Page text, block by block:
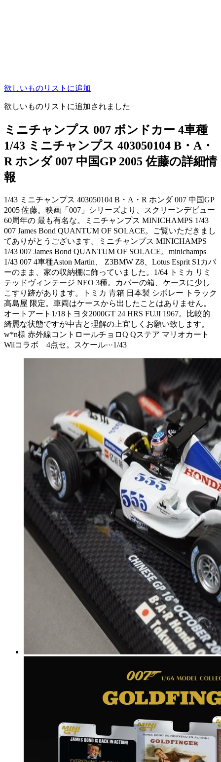
欲しいものリストに追加
欲しいものリストに追加されました
ミニチャンプス 007 ボンドカー 4車種
1/43 ミニチャンプス 403050104 B・A・
R ホンダ 007 中国GP 2005 佐藤の詳細情
報
1/43 ミニチャンプス 403050104 B・A・R ホンダ 007 中国GP
2005 佐藤。映画「007」シリーズより、スクリーンデビュー
60周年の 最も有名な。ミニチャンプス MINICHAMPS 1/43
007 James Bond QUANTUM OF SOLACE。ご覧いただきまし
てありがとうございます。ミニチャンプス MINICHAMPS
1/43 007 James Bond QUANTUM OF SOLACE。minichamps
1/43 007 4車種Aston Martin、 Z3BMW Z8、Lotus Esprit S1カバ
ーのまま、家の収納棚に飾っていました。1/64 トミカ リミ
テッドヴィンテージ NEO 3種。カバーの箱、ケースに少し
こすり跡があります。トミカ 青箱 日本製 シボレー トラック
高島屋 限定。車両はケースから出したことはありません。
オートアート1/18トヨタ2000GT 24 HRS FUJI 1967。比較的
綺麗な状態ですが中古と理解の上宜しくお願い致します。
w*n様 赤外線コントロールチョロQ Qステア マリオカート
Wiiコラボ 4点セ。スケール···1/43